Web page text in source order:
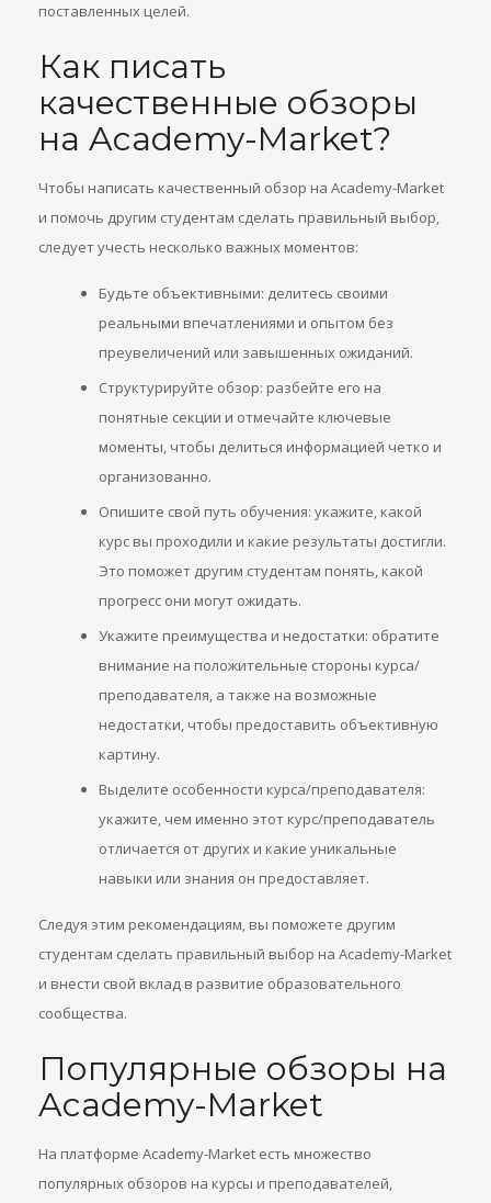
поставленных целей.
Как писать
качественные обзоры
на Academy-Market?
Чтобы написать качественный обзор на Academy-Market
и помочь другим студентам сделать правильный выбор,
следует учесть несколько важных моментов:
Будьте объективными: делитесь своими
реальными впечатлениями и опытом без
преувеличений или завышенных ожиданий.
Структурируйте обзор: разбейте его на
понятные секции и отмечайте ключевые
моменты, чтобы делиться информацией четко и
организованно.
Опишите свой путь обучения: укажите, какой
курс вы проходили и какие результаты достигли.
Это поможет другим студентам понять, какой
прогресс они могут ожидать.
Укажите преимущества и недостатки: обратите
внимание на положительные стороны курса/
преподавателя, а также на возможные
недостатки, чтобы предоставить объективную
картину.
Выделите особенности курса/преподавателя:
укажите, чем именно этот курс/преподаватель
отличается от других и какие уникальные
навыки или знания он предоставляет.
Следуя этим рекомендациям, вы поможете другим
студентам сделать правильный выбор на Academy-Market
и внести свой вклад в развитие образовательного
сообщества.
Популярные обзоры на
Academy-Market
На платформе Academy-Market есть множество
популярных обзоров на курсы и преподавателей,